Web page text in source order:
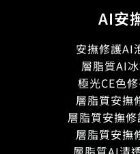
AI安
安撫修護AI
層脂質AI
極光CE色
層脂質安撫
層脂質安撫
層脂質安撫